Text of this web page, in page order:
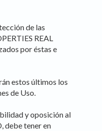
de las
REAL
por éstas e
estos últimos los
de Uso.
y oposición al
debe tener en